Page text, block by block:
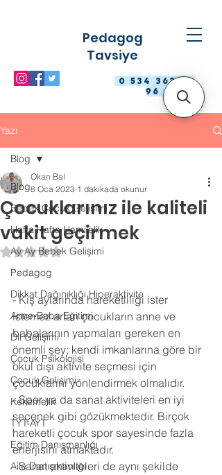
0 534 363 98
96
Pedagog
Tavsiye
Yazı
Blog
Bebek Çocuk Gelişimi
Hafta Hafta Hamilelik
Ay Ay Bebek Gelişimi
Pedagog
Dikkat Dağınıklığı Hiperaktivite
Anne-Baba Eğitimi
Dil Gelişimi
Çocuk Psikolojisi
Çocuk Gelişimi
Kekemelik
TYT-AYT
Eğitim Danışmanlığı
Aile Danışmanlığı
Blog
Çocuklarınız ile kaliteli
vakit geçirmek
Okan Bal
8 Oca 2023 1 dakikada okunur
5 üzerinden NaN yıldız
- Kış aylarında hareketliliği ister
istemez artan çocukların anne ve
babalarının yapmaları gereken en
önemli şey; kendi imkanlarına göre bir
okul dışı aktivite seçmesi için
çocuklarını yönlendirmek olmalıdır.
- Spor ya da sanat aktiviteleri en iyi
seçenek gibi gözükmektedir. Birçok
hareketli çocuk spor sayesinde fazla
enerjisini atmaktadır.
- Sanat aktiviteleri de aynı şekilde